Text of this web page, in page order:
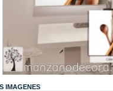
IMAGENES